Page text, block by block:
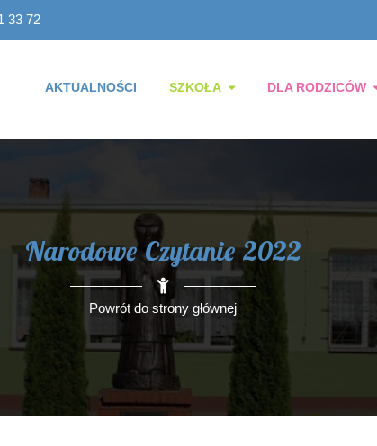
33 72
AKTUALNOŚCI SZKOŁA DLA RODZICÓW
Narodowe Czytanie 2022
Powrót do strony głównej